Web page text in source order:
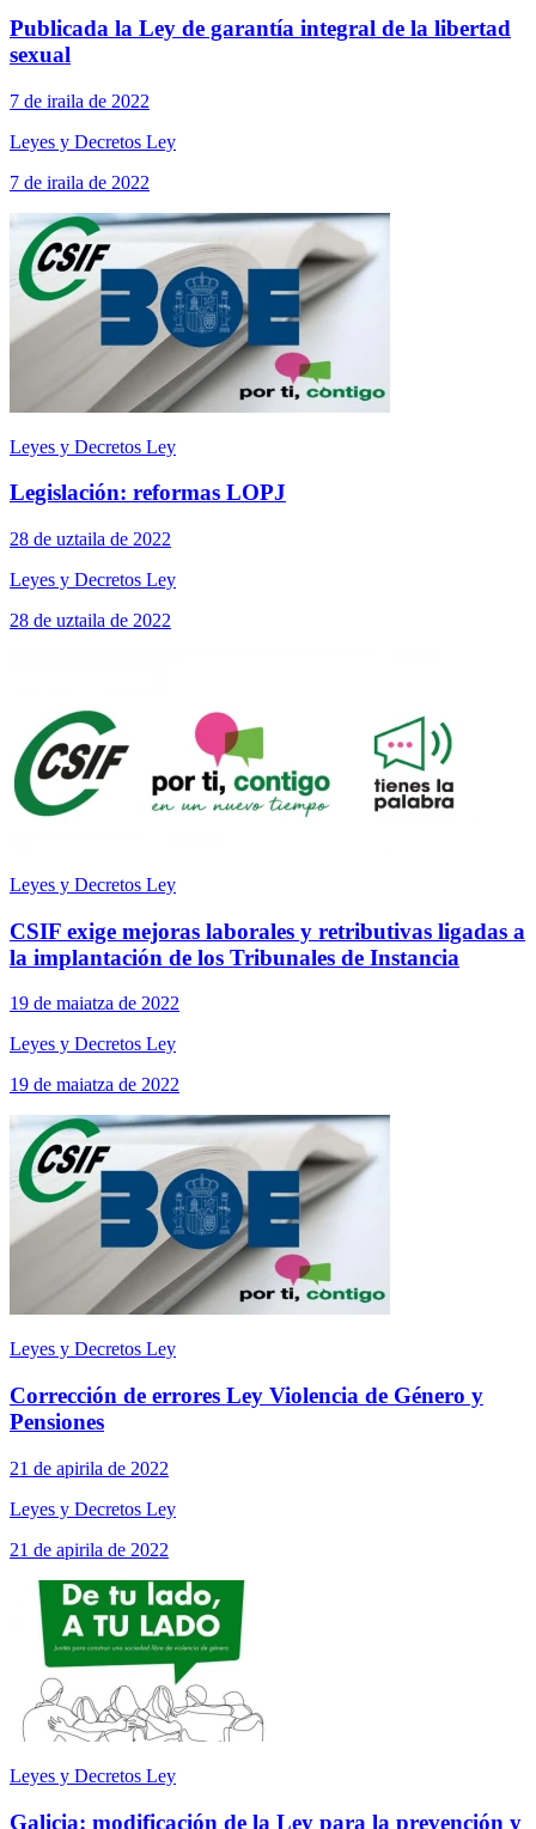
Publicada la Ley de garantía integral de la libertad
sexual
7 de iraila de 2022
Leyes y Decretos Ley
7 de iraila de 2022
Leyes y Decretos Ley
Legislación: reformas LOPJ
28 de uztaila de 2022
Leyes y Decretos Ley
28 de uztaila de 2022
Leyes y Decretos Ley
CSIF exige mejoras laborales y retributivas ligadas a
la implantación de los Tribunales de Instancia
19 de maiatza de 2022
Leyes y Decretos Ley
19 de maiatza de 2022
Leyes y Decretos Ley
Corrección de errores Ley Violencia de Género y
Pensiones
21 de apirila de 2022
Leyes y Decretos Ley
21 de apirila de 2022
Leyes y Decretos Ley
Galicia: modificación de la Ley para la prevención y